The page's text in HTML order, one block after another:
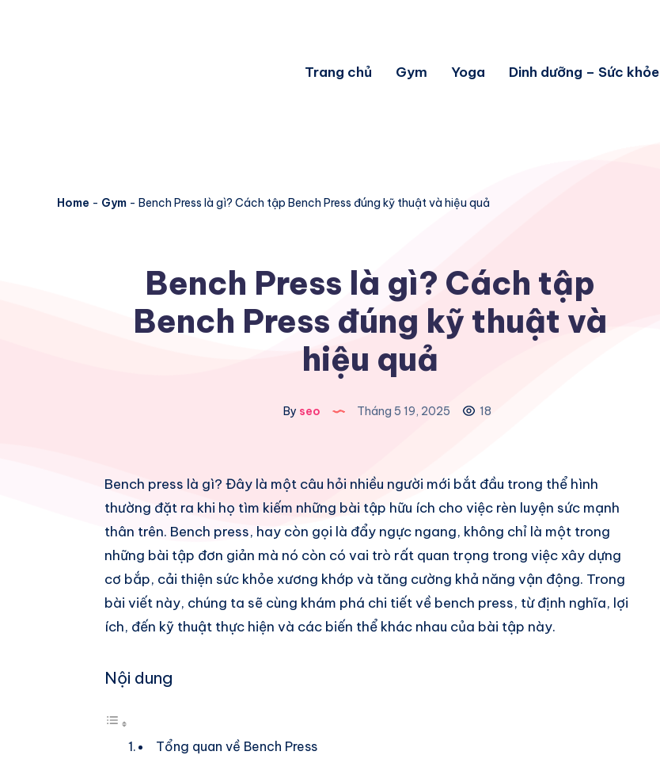
Trang chủ Gym Yoga Dinh dưỡng – Sức khỏe
Home - Gym - Bench Press là gì? Cách tập Bench Press đúng kỹ thuật và hiệu quả
Bench Press là gì? Cách tập
Bench Press đúng kỹ thuật và
hiệu quả
By seo Tháng 5 19, 2025 18
Share
Facebook
Twitter
Share
Pinterest
Share
Whatsapp
Bench press là gì? Đây là một câu hỏi nhiều người mới bắt đầu trong thể hình
thường đặt ra khi họ tìm kiếm những bài tập hữu ích cho việc rèn luyện sức mạnh
thân trên. Bench press, hay còn gọi là đẩy ngực ngang, không chỉ là một trong
những bài tập đơn giản mà nó còn có vai trò rất quan trọng trong việc xây dựng
cơ bắp, cải thiện sức khỏe xương khớp và tăng cường khả năng vận động. Trong
bài viết này, chúng ta sẽ cùng khám phá chi tiết về bench press, từ định nghĩa, lợi
ích, đến kỹ thuật thực hiện và các biến thể khác nhau của bài tập này.
Nội dung
Tổng quan về Bench Press